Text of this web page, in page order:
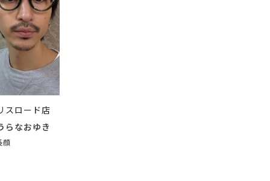
スロード店
らなおゆき
顔